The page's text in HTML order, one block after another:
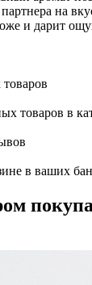
на
и дарит
товаров в
в ваших